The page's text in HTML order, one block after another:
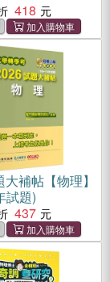
418
補帖【物理】
試題)
437